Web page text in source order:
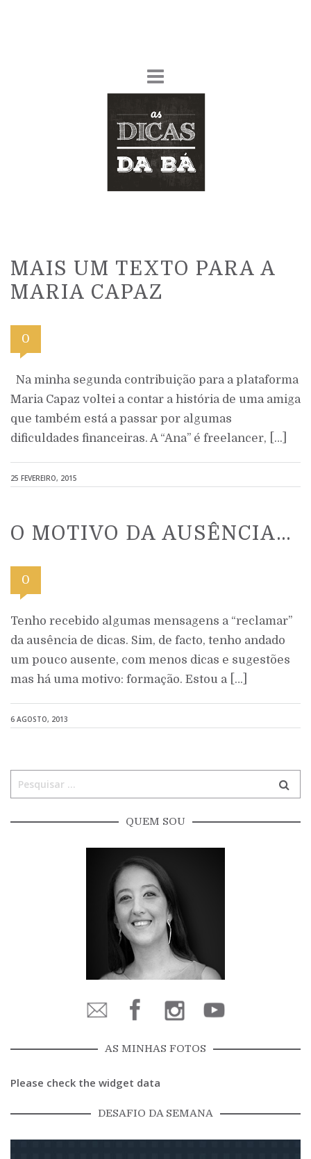
MAIS UM TEXTO PARA A
MARIA CAPAZ
0
Na minha segunda contribuição para a plataforma
Maria Capaz voltei a contar a história de uma amiga
que também está a passar por algumas
dificuldades financeiras. A “Ana” é freelancer, […]
25 FEVEREIRO, 2015
O MOTIVO DA AUSÊNCIA…
0
Tenho recebido algumas mensagens a “reclamar”
da ausência de dicas. Sim, de facto, tenho andado
um pouco ausente, com menos dicas e sugestões
mas há uma motivo: formação. Estou a […]
6 AGOSTO, 2013
QUEM SOU
AS MINHAS FOTOS
Please check the widget data
DESAFIO DA SEMANA